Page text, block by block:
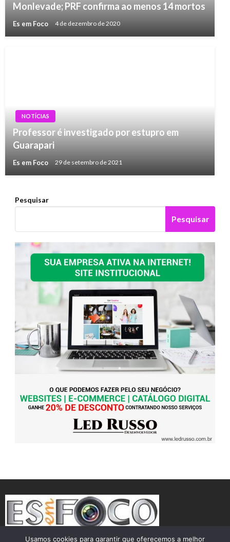
Monlevade; PRF confirma ao menos 14 mortos
Es em Foco 4 de dezembro de 2020
NOTÍCIAS
Professor é investigado por estupro em
Guarapari
Es em Foco 29 de setembro de 2021
Pesquisar
Pesquisar
Usamos cookies para garantir que oferecemos a melhor